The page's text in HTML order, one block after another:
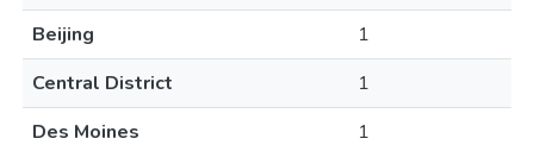
Beijing
1
Central District
1
Des Moines
1